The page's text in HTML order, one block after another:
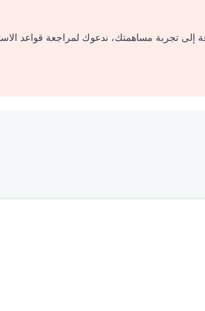
إلى تجربة مساهمتك، ندعوك لمراجعة قواعد